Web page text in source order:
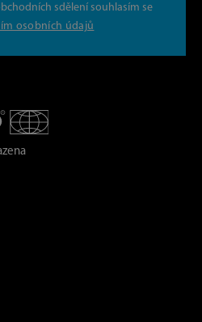
sdělení souhlasím se
osobních údajů